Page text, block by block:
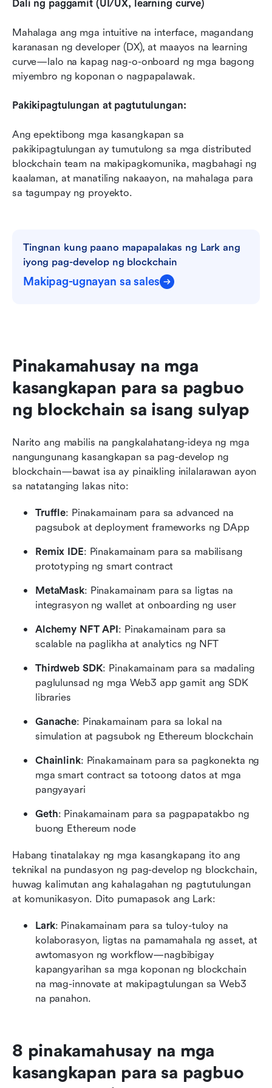
Dali ng paggamit (UI/UX, learning curve)
Mahalaga ang mga intuitive na interface, magandang
karanasan ng developer (DX), at maayos na learning
curve—lalo na kapag nag-o-onboard ng mga bagong
miyembro ng koponan o nagpapalawak.
Pakikipagtulungan at pagtutulungan:
Ang epektibong mga kasangkapan sa
pakikipagtulungan ay tumutulong sa mga distributed
blockchain team na makipagkomunika, magbahagi ng
kaalaman, at manatiling nakaayon, na mahalaga para
sa tagumpay ng proyekto.
Tingnan kung paano mapapalakas ng Lark ang
iyong pag-develop ng blockchain
Makipag-ugnayan sa sales
Pinakamahusay na mga
kasangkapan para sa pagbuo
ng blockchain sa isang sulyap
Narito ang mabilis na pangkalahatang-ideya ng mga
nangungunang kasangkapan sa pag-develop ng
blockchain—bawat isa ay pinaikling inilalarawan ayon
sa natatanging lakas nito:
Truffle: Pinakamainam para sa advanced na
pagsubok at deployment frameworks ng DApp
Remix IDE: Pinakamainam para sa mabilisang
prototyping ng smart contract
MetaMask: Pinakamainam para sa ligtas na
integrasyon ng wallet at onboarding ng user
Alchemy NFT API: Pinakamainam para sa
scalable na paglikha at analytics ng NFT
Thirdweb SDK: Pinakamainam para sa madaling
paglulunsad ng mga Web3 app gamit ang SDK
libraries
Ganache: Pinakamainam para sa lokal na
simulation at pagsubok ng Ethereum blockchain
Chainlink: Pinakamainam para sa pagkonekta ng
mga smart contract sa totoong datos at mga
pangyayari
Geth: Pinakamainam para sa pagpapatakbo ng
buong Ethereum node
Habang tinatalakay ng mga kasangkapang ito ang
teknikal na pundasyon ng pag-develop ng blockchain,
huwag kalimutan ang kahalagahan ng pagtutulungan
at komunikasyon. Dito pumapasok ang Lark:
Lark: Pinakamainam para sa tuloy-tuloy na
kolaborasyon, ligtas na pamamahala ng asset, at
awtomasyon ng workflow—nagbibigay
kapangyarihan sa mga koponan ng blockchain
na mag-innovate at makipagtulungan sa Web3
na panahon.
8 pinakamahusay na mga
kasangkapan para sa pagbuo